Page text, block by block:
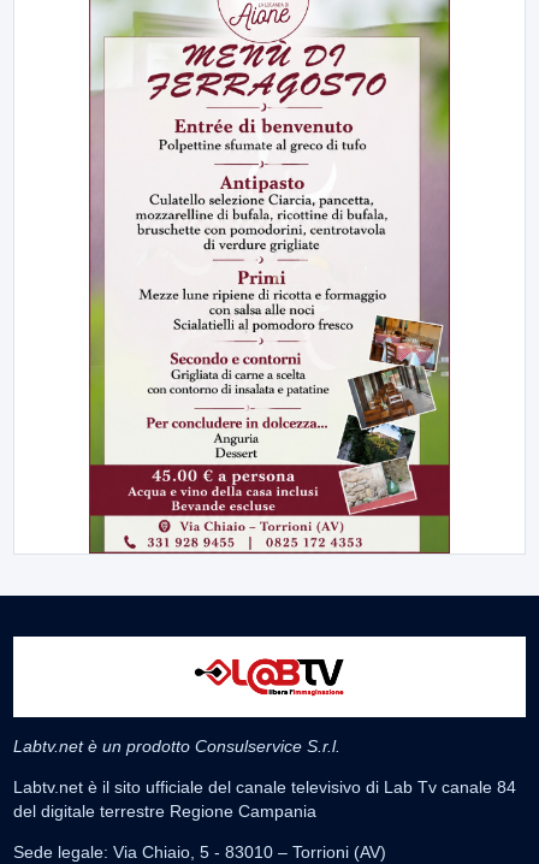
Labtv.net è un prodotto Consulservice S.r.l.
Labtv.net è il sito ufficiale del canale televisivo di Lab Tv canale 84
del digitale terrestre Regione Campania
Sede legale: Via Chiaio, 5 - 83010 – Torrioni (AV)